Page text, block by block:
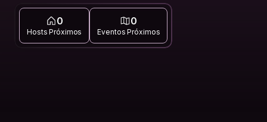
0
Hosts Próximos
0
Eventos Próximos